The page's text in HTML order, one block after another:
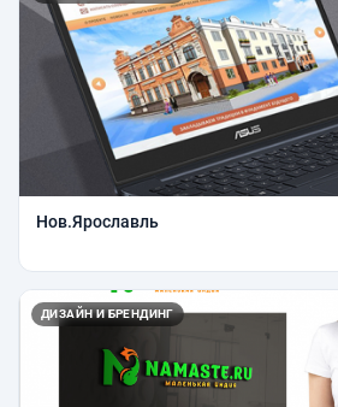
Нов.Ярославль
ДИЗАЙН И БРЕНДИНГ